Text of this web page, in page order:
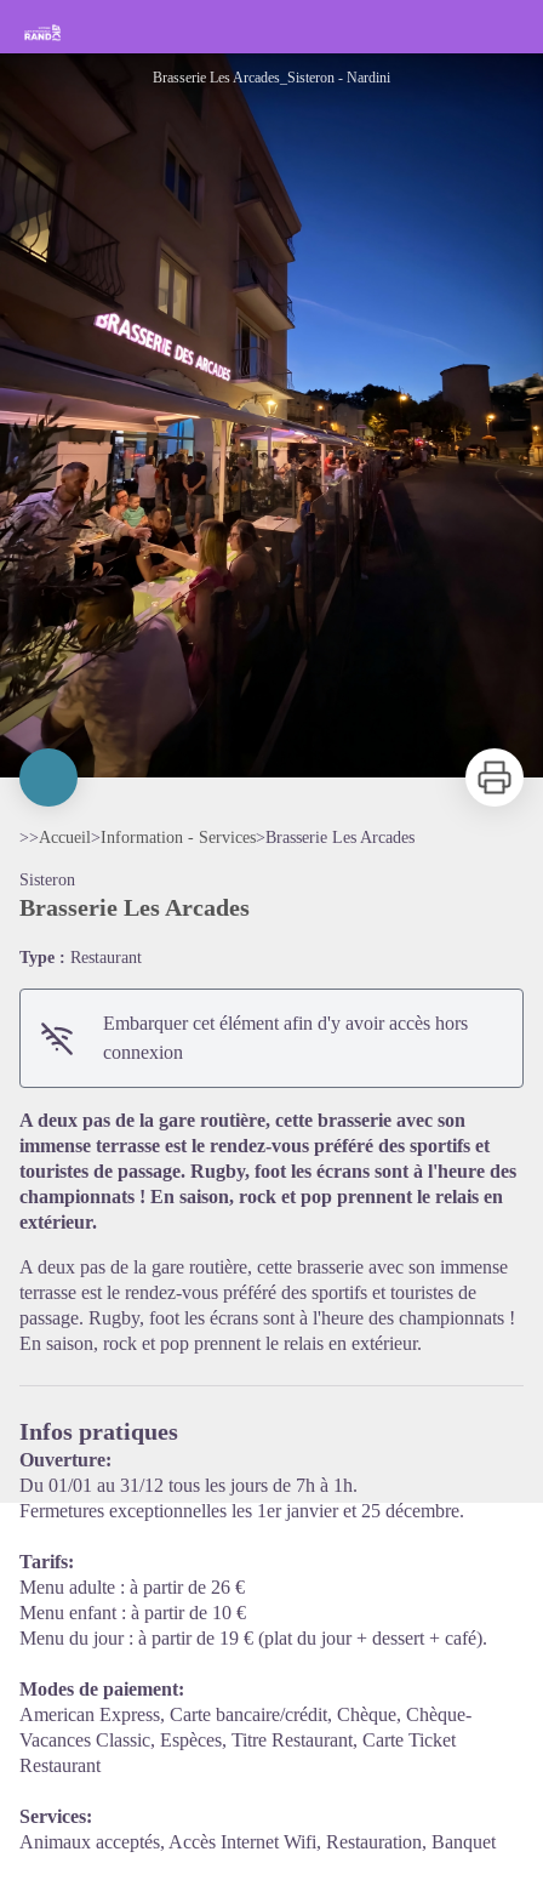
Rando Sisteron Buëch Baronnies Provençales
Brasserie Les Arcades_Sisteron - Nardini
Voir l'image en plein écran
Imprimer
>>Accueil>Information - Services>Brasserie Les Arcades
Sisteron
Brasserie Les Arcades
Type : Restaurant
Embarquer cet élément afin d'y avoir accès hors
connexion
A deux pas de la gare routière, cette brasserie avec son
immense terrasse est le rendez-vous préféré des sportifs et
touristes de passage. Rugby, foot les écrans sont à l'heure des
championnats ! En saison, rock et pop prennent le relais en
extérieur.
A deux pas de la gare routière, cette brasserie avec son immense
terrasse est le rendez-vous préféré des sportifs et touristes de
passage. Rugby, foot les écrans sont à l'heure des championnats !
En saison, rock et pop prennent le relais en extérieur.
Infos pratiques
Ouverture:
Du 01/01 au 31/12 tous les jours de 7h à 1h.
Fermetures exceptionnelles les 1er janvier et 25 décembre.
Tarifs:
Menu adulte : à partir de 26 €
Menu enfant : à partir de 10 €
Menu du jour : à partir de 19 € (plat du jour + dessert + café).
Modes de paiement:
American Express, Carte bancaire/crédit, Chèque, Chèque-
Vacances Classic, Espèces, Titre Restaurant, Carte Ticket
Restaurant
Services:
Animaux acceptés, Accès Internet Wifi, Restauration, Banquet